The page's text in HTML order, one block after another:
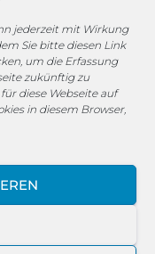
jederzeit mit Wirkung
Sie bitte diesen Link
um die Erfassung
zukünftig zu
diese Webseite auf
in diesem Browser,
welche sich auf
beziehen, die durch
dargebotenen
fehlerhafter und
wurden, sind
seitens des Autors
freibleibend und
es sich ausdrücklich
Angebot ohne
zu ergänzen, zu
oder endgültig